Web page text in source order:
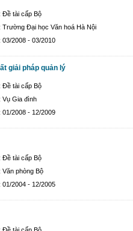
: Đề tài cấp Bộ
: Trường Đại học Văn hoá Hà Nội
: 03/2008 - 03/2010
giải pháp quản lý
: Đề tài cấp Bộ
: Vụ Gia đình
: 01/2008 - 12/2009
: Đề tài cấp Bộ
: Văn phòng Bộ
: 01/2004 - 12/2005